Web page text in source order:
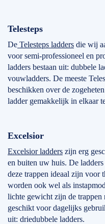
Telesteps
De Telesteps ladders die wij
voor semi-professioneel en
ladders bestaan uit: dubbele
vouwladders. De meeste
beschikken over de
ladder gemakkelijk in
Excelsior
Excelsior ladders zijn erg
en buiten uw huis. De
deze trappen ideaal zijn voor
worden ook wel als
lichte gewicht zijn de trappen
geschikt voor dagelijks
uit: driedubbele ladders.